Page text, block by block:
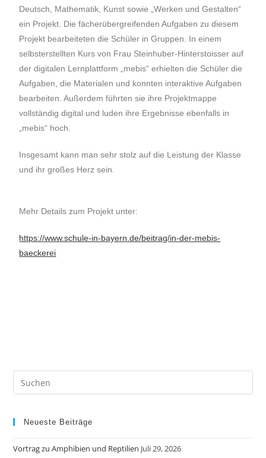
Deutsch, Mathematik, Kunst sowie „Werken und Gestalten“
ein Projekt. Die fächerübergreifenden Aufgaben zu diesem
Projekt bearbeiteten die Schüler in Gruppen. In einem
selbsterstellten Kurs von Frau Steinhuber-Hinterstoisser auf
der digitalen Lernplattform „mebis“ erhielten die Schüler die
Aufgaben, die Materialen und konnten interaktive Aufgaben
bearbeiten. Außerdem führten sie ihre Projektmappe
vollständig digital und luden ihre Ergebnisse ebenfalls in
„mebis“ hoch.
Insgesamt kann man sehr stolz auf die Leistung der Klasse
und ihr großes Herz sein.
Mehr Details zum Projekt unter:
https://www.schule-in-bayern.de/beitrag/in-der-mebis-
baeckerei
Neueste Beiträge
Vortrag zu Amphibien und Reptilien Juli 29, 2026